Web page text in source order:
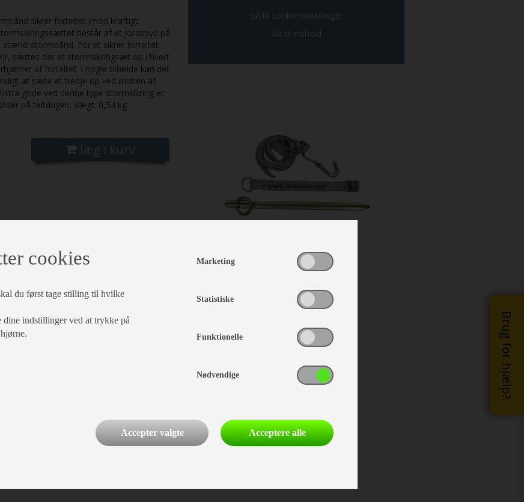
Brug for hjælp?
sikrer forteltet imod kraftigt
består af et jordspyd på
stærkt stormbånd. For at sikrer forteltet
sættes der et stormsikringsæt op i hvert
af forteltet. I nogle tilfælde kan det
at sæte et tredje op ved midten af
gode ved denne type stormsikring er,
på teltdugen. Vægt: 0,54 kg
læg i kurv
Gå til cookie indstillinger
Gå til indhold
cookies
du først tage stilling til hvilke
indstillinger ved at trykke på
Marketing
Statistiske
Funktionelle
Nødvendige
Accepter valgte Acceptere alle